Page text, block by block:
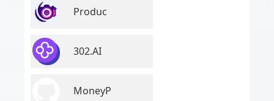
Produc
302.AI
MoneyP